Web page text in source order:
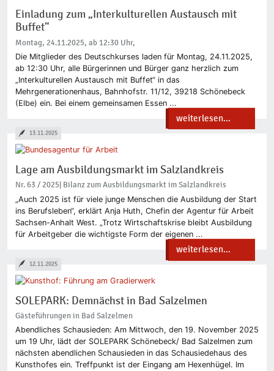
Einladung zum „Interkulturellen Austausch mit
Buffet“
Montag, 24.11.2025, ab 12:30 Uhr,
Die Mitglieder des Deutschkurses laden für Montag, 24.11.2025,
ab 12:30 Uhr, alle Bürgerinnen und Bürger ganz herzlich zum
„Interkulturellen Austausch mit Buffet“ in das
Mehrgenerationenhaus, Bahnhofstr. 11/12, 39218 Schönebeck
(Elbe) ein. Bei einem gemeinsamen Essen ...
weiterlesen...
Lage am Ausbildungsmarkt im Salzlandkreis
Nr. 63 / 2025| Bilanz zum Ausbildungsmarkt im Salzlandkreis
„Auch 2025 ist für viele junge Menschen die Ausbildung der Start
ins Berufsleben“, erklärt Anja Huth, Chefin der Agentur für Arbeit
Sachsen-Anhalt West. „Trotz Wirtschaftskrise bleibt Ausbildung
für Arbeitgeber die wichtigste Form der eigenen ...
weiterlesen...
13.11.2025
SOLEPARK: Demnächst in Bad Salzelmen
Gästeführungen in Bad Salzelmen
Abendliches Schausieden: Am Mittwoch, den 19. November 2025
um 19 Uhr, lädt der SOLEPARK Schönebeck/ Bad Salzelmen zum
nächsten abendlichen Schausieden in das Schausiedehaus des
Kunsthofes ein. Treffpunkt ist der Eingang am Hexenhügel. Im
12.11.2025